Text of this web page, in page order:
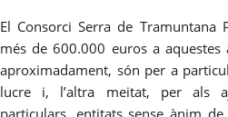
El Consorci Serra de Tramuntana
més de 600.000 euros a
aproximadament, són per a
lucre i, l’altra meitat, per als